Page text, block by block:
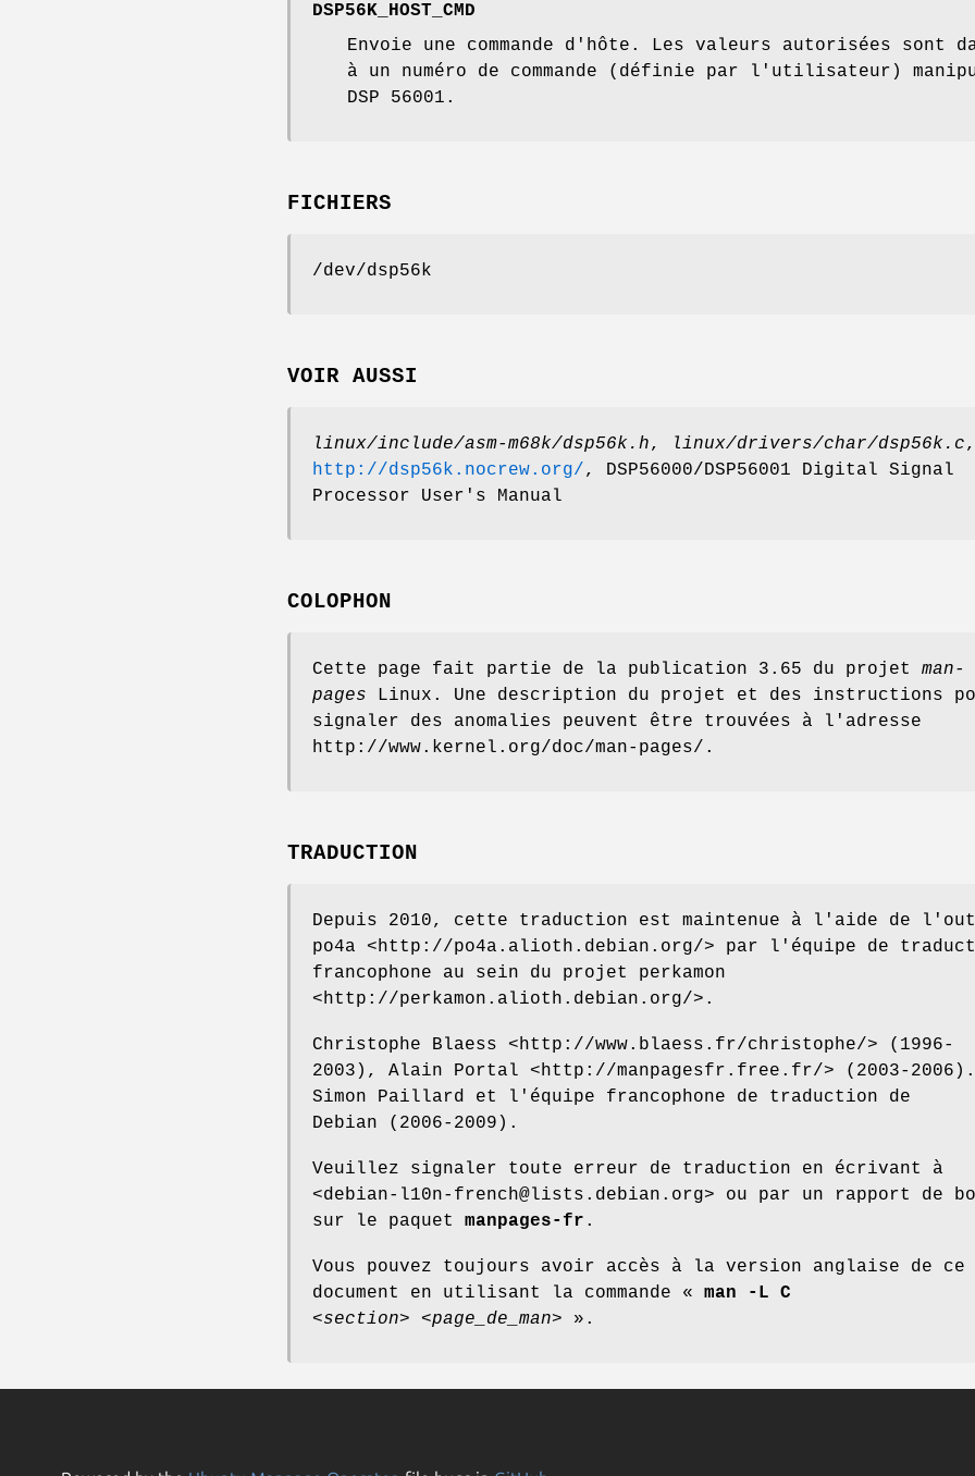
DSP56K_HOST_CMD
Envoie une commande d'hôte. Les valeurs autorisées
à un numéro de commande (définie par l'utilisateur)
DSP 56001.
FICHIERS
/dev/dsp56k
VOIR AUSSI
linux/include/asm-m68k/dsp56k.h, linux/drivers/char/dsp56k.c,
http://dsp56k.nocrew.org/ , DSP56000/DSP56001 Digital Signal
Processor User's Manual
COLOPHON
Cette page fait partie de la publication 3.65 du projet man-
pages Linux. Une description du projet et des instructions
signaler des anomalies peuvent être trouvées à l'adresse
http://www.kernel.org/doc/man-pages/.
TRADUCTION
Depuis 2010, cette traduction est maintenue à l'aide de
po4a <http://po4a.alioth.debian.org/> par l'équipe de
francophone au sein du projet perkamon
<http://perkamon.alioth.debian.org/>.
Christophe Blaess <http://www.blaess.fr/christophe/> (1996-
2003), Alain Portal <http://manpagesfr.free.fr/> (2003-2006).
Simon Paillard et l'équipe francophone de traduction de
Debian (2006-2009).
Veuillez signaler toute erreur de traduction en écrivant à
<debian-l10n-french@lists.debian.org> ou par un rapport de
sur le paquet manpages-fr .
Vous pouvez toujours avoir accès à la version anglaise de ce
document en utilisant la commande « man -L C
<section>
<page_de_man> ».